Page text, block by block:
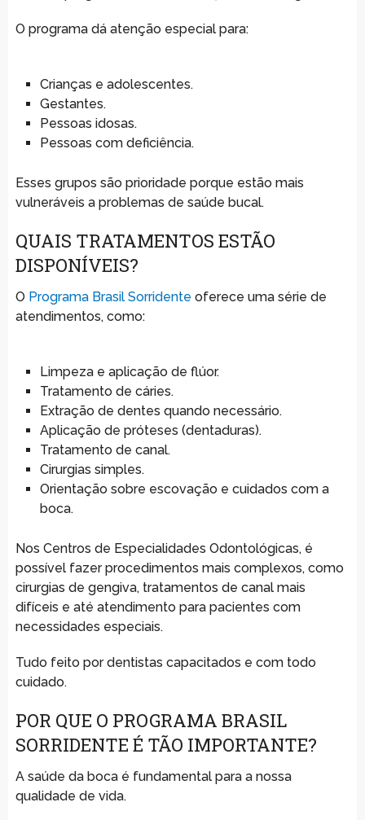
O programa dá atenção especial para:
Crianças e adolescentes.
Gestantes.
Pessoas idosas.
Pessoas com deficiência.
Esses grupos são prioridade porque estão mais
vulneráveis a problemas de saúde bucal.
QUAIS TRATAMENTOS ESTÃO
DISPONÍVEIS?
O Programa Brasil Sorridente oferece uma série de
atendimentos, como:
Limpeza e aplicação de flúor.
Tratamento de cáries.
Extração de dentes quando necessário.
Aplicação de próteses (dentaduras).
Tratamento de canal.
Cirurgias simples.
Orientação sobre escovação e cuidados com a
boca.
Nos Centros de Especialidades Odontológicas, é
possível fazer procedimentos mais complexos, como
cirurgias de gengiva, tratamentos de canal mais
difíceis e até atendimento para pacientes com
necessidades especiais.
Tudo feito por dentistas capacitados e com todo
cuidado.
POR QUE O PROGRAMA BRASIL
SORRIDENTE É TÃO IMPORTANTE?
A saúde da boca é fundamental para a nossa
qualidade de vida.